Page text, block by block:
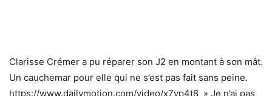
Clarisse Crémer a pu réparer son J2 en montant à son mât.
Un cauchemar pour elle qui ne s’est pas fait sans peine.
https://www.dailymotion.com/video/x7yp4t8 » Je n’ai pas